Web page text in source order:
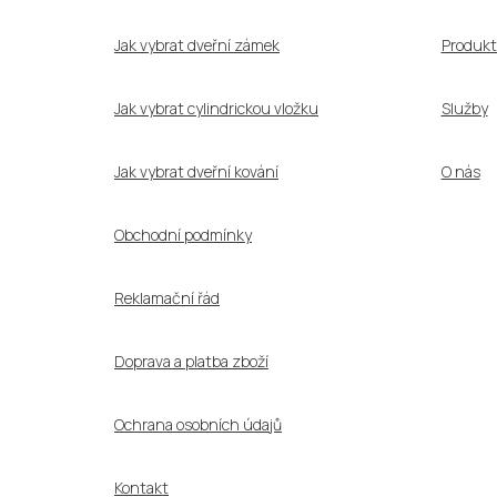
Jak vybrat dveřní zámek
Jak vybrat cylindrickou vložku
Jak vybrat dveřní kování
Obchodní podmínky
Reklamační řád
Doprava a platba zboží
Ochrana osobních údajů
Kontakt
Služby
O nás